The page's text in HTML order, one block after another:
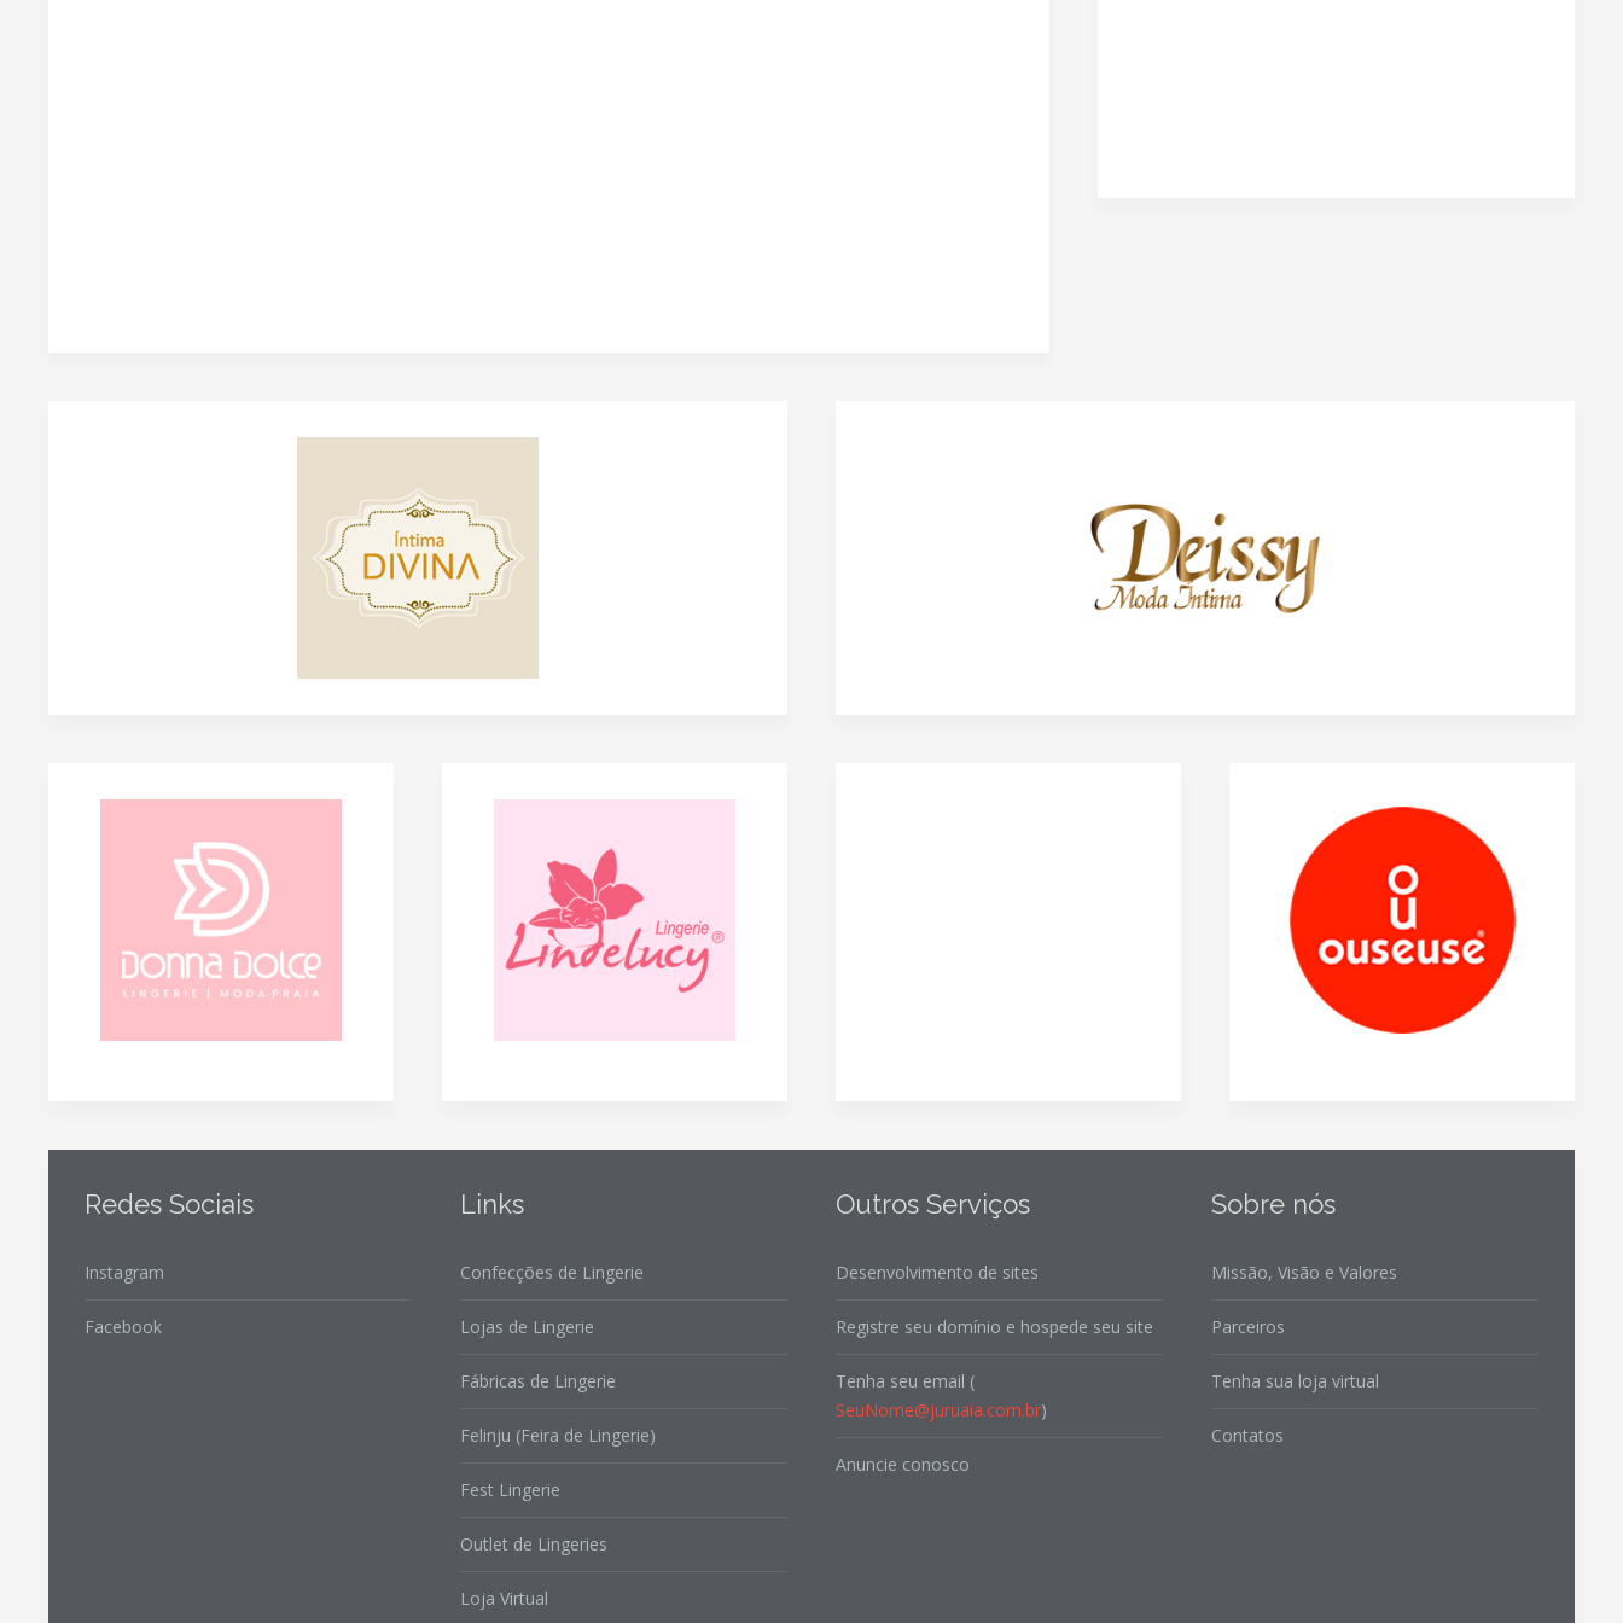
Redes Sociais
Instagram
Facebook
Links
Confecções de Lingerie
Lojas de Lingerie
Fábricas de Lingerie
Felinju (Feira de Lingerie)
Fest Lingerie
Outlet de Lingeries
Loja Virtual
Outros Serviços
Desenvolvimento de sites
Registre seu domínio e hospede seu site
Tenha seu email (
SeuNome@juruaia.com.br)
Anuncie conosco
Sobre nós
Missão, Visão e Valores
Parceiros
Tenha sua loja virtual
Contatos